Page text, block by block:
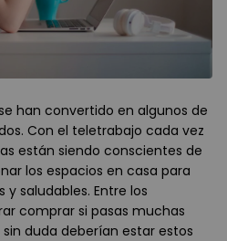
han convertido en algunos de
Con el teletrabajo cada vez
están siendo conscientes de
los espacios en casa para
saludables. Entre los
comprar si pasas muchas
duda deberían estar estos